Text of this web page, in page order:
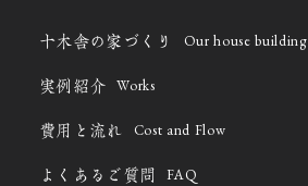
十木舎の家づくり Our house building
実例紹介 Works
費用と流れ Cost and Flow
よくあるご質問 FAQ